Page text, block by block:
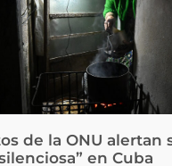
de la ONU alertan
en Cuba